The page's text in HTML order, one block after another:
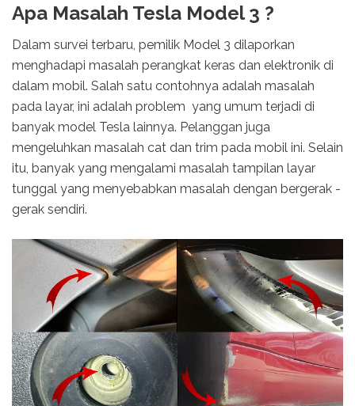
Apa Masalah Tesla Model 3 ?
Dalam survei terbaru, pemilik Model 3 dilaporkan
menghadapi masalah perangkat keras dan elektronik di
dalam mobil. Salah satu contohnya adalah masalah
pada layar, ini adalah problem yang umum terjadi di
banyak model Tesla lainnya. Pelanggan juga
mengeluhkan masalah cat dan trim pada mobil ini. Selain
itu, banyak yang mengalami masalah tampilan layar
tunggal yang menyebabkan masalah dengan bergerak -
gerak sendiri.